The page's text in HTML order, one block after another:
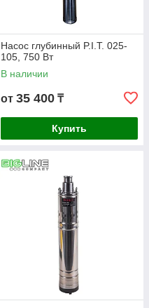
Насос глубинный P.I.T. 025-
105, 750 Вт
В наличии
от 35 400 ₸
Купить